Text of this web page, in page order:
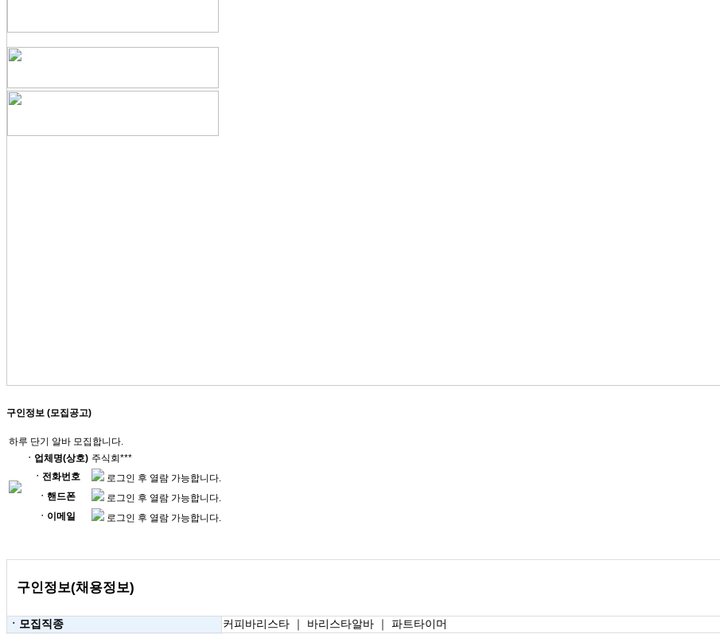
구인정보 (모집공고)
하루 단기 알바 모집합니다.
ㆍ업체명(상호) 주식회***
ㆍ전화번호
로그인 후 열람 가능합니다.
ㆍ핸드폰
로그인 후 열람 가능합니다.
ㆍ이메일
로그인 후 열람 가능합니다.
구인정보(채용정보)
ㆍ모집직종
커피바리스타 ｜ 바리스타알바 ｜ 파트타이머